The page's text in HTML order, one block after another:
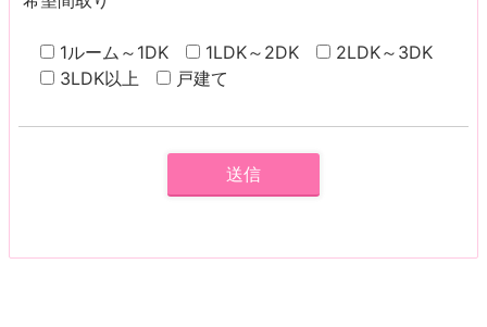
1ルーム～1DK 1LDK～2DK
2LDK～3DK
3LDK以上
戸建て